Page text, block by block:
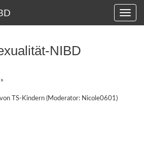
NIBD
»
TS-Kindern (Moderator: Nicole0601)